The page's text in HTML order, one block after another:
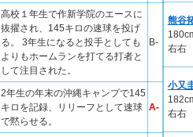
高校１年生で作新学院のエースに
抜擢され、145キロの速球を投げ
る。 3年生になると投手としても
よりもホームランを打てる打者と
して注目された。
B-
2年生の年末の沖縄キャンプで145
キロを記録、リリーフとして速球
で黙らせる。
A-
熊谷
右右
小又
右右